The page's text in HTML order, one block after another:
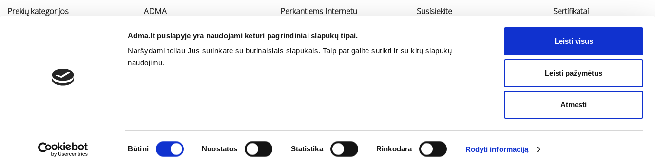
Adma.lt puslapyje yra naudojami keturi pagrindiniai slapukų tipai.
Naršydami toliau Jūs sutinkate su būtinaisiais slapukais. Taip pat galite sutikti ir su kitų slapukų
naudojimu.
pasirinkimas
Būtini Nuostatos Statistika Rinkodara Rodyti informaciją
Leisti visus
Leisti pažymėtus
Atmesti
Prekių kategorijos
Oro kondicionavimas ir vėdinimas
Vidaus vandentiekis ir nuotekos
ADMA
Apie mus
Immergas serviso partneriai
Perkantiems Internetu
Pristatymas
Grąžinimas ir garantija
Susisiekite Sertifikatai